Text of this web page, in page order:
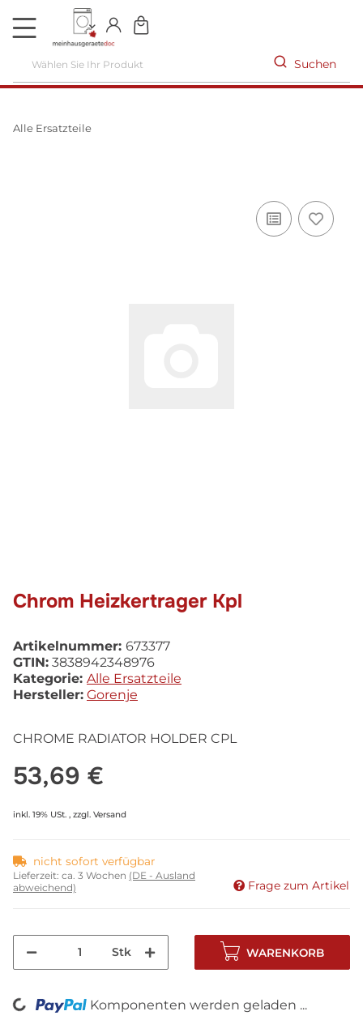
DE
Suchen
Alle Ersatzteile
Chrom Heizkertrager Kpl
Artikelnummer: 673377
GTIN: 3838942348976
Kategorie: Alle Ersatzteile
Hersteller: Gorenje
CHROME RADIATOR HOLDER CPL
53,69 €
inkl. 19% USt. , zzgl. Versand
nicht sofort verfügbar
Lieferzeit: ca. 3 Wochen (DE - Ausland
abweichend)
Frage zum Artikel
Stk WARENKORB
Komponenten werden geladen ...